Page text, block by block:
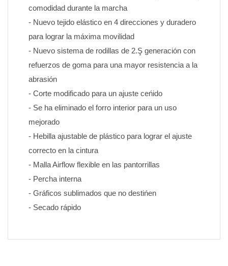
comodidad durante la marcha
- Nuevo tejido elástico en 4 direcciones y duradero
para lograr la máxima movilidad
- Nuevo sistema de rodillas de 2.Ş generación con
refuerzos de goma para una mayor resistencia a la
abrasión
- Corte modificado para un ajuste ceńido
- Se ha eliminado el forro interior para un uso
mejorado
- Hebilla ajustable de plástico para lograr el ajuste
correcto en la cintura
- Malla Airflow flexible en las pantorrillas
- Percha interna
- Gráficos sublimados que no destińen
- Secado rápido